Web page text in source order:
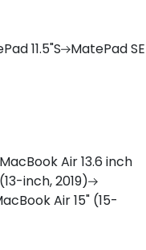
11.5"S MatePadSE
MacBookAir 13.6 inch
inch, 2019)
Air 15" (15-